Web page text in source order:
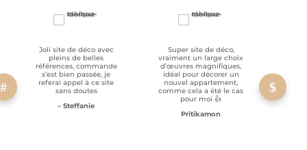
Joli site de déco avec
pleins de belles
références, commande
s’est bien passée, je
referai appel à ce site
sans doutes
– Steffanie
Super site de déco,
vraiment un large choix
d’œuvres magnifiques,
idéal pour décorer un
nouvel appartement,
comme cela a été le cas
pour moi 👍
Pritikamon